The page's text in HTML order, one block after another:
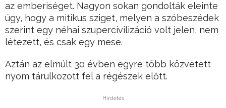
az emberiséget. Nagyon sokan gondolták eleinte
úgy, hogy a mitikus sziget, melyen a szóbeszédek
szerint egy néhai szupercivilizáció volt jelen, nem
létezett, és csak egy mese.
Aztán az elmúlt 30 évben egyre több közvetett
nyom tárulkozott fel a régészek előtt.
Hirdetés